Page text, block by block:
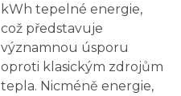
kWh tepelné energie,
což představuje
významnou úsporu
oproti klasickým zdrojům
tepla. Nicméně energie,